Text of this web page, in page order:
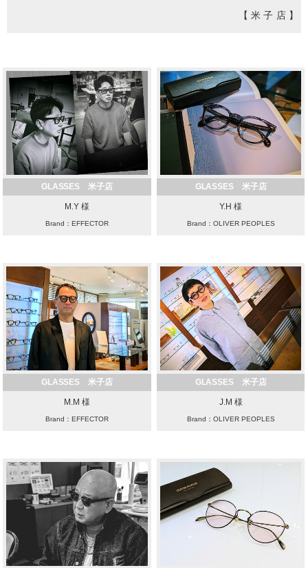
【米子店】
GLASSES 米子店
M.Y 様
Brand：EFFECTOR
GLASSES 米子店
Y.H 様
Brand：OLIVER PEOPLES
GLASSES 米子店
M.M 様
Brand：EFFECTOR
GLASSES 米子店
J.M 様
Brand：OLIVER PEOPLES